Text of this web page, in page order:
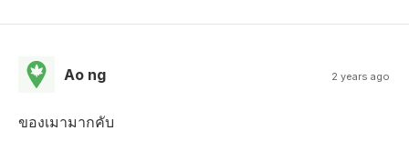
Ao ng 2 years ago
ของเมามากคับ